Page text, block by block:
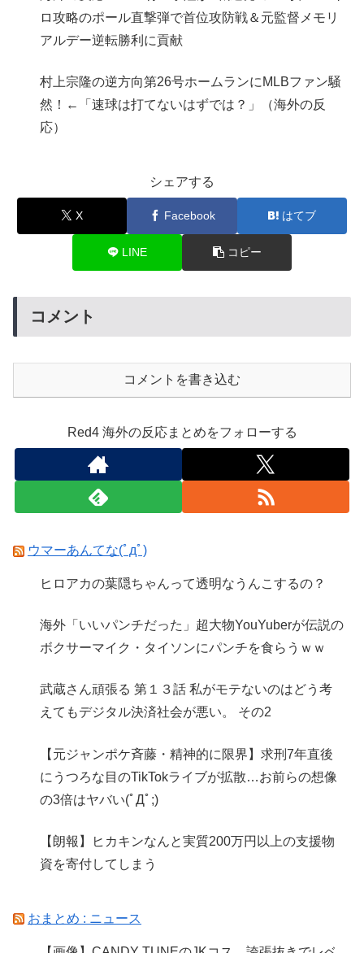
ロ攻略のポール直撃弾で首位攻防戦＆元監督メモリ
アルデー逆転勝利に貢献
村上宗隆の逆方向第26号ホームランにMLBファン騒
然！←「速球は打てないはずでは？」（海外の反
応）
シェアする
X Facebook はてブ
LINE コピー
コメント
コメントを書き込む
Red4 海外の反応まとめをフォローする
ウマーあんてな(ﾟдﾟ)
ヒロアカの葉隠ちゃんって透明なうんこするの？
海外「いいパンチだった」超大物YouYuberが伝説の
ボクサーマイク・タイソンにパンチを食らうｗｗ
武蔵さん頑張る 第１３話 私がモテないのはどう考
えてもデジタル決済社会が悪い。 その2
【元ジャンポケ斉藤・精神的に限界】求刑7年直後
にうつろな目のTikTokライブが拡散…お前らの想像
の3倍はヤバい(ﾟДﾟ;)
【朗報】ヒカキンなんと実質200万円以上の支援物
資を寄付してしまう
おまとめ : ニュース